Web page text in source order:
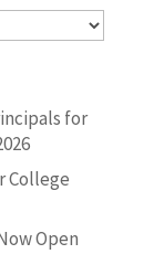
for
College
Open